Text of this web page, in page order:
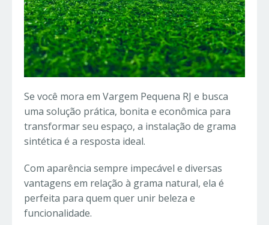
Se você mora em Vargem Pequena RJ e busca
uma solução prática, bonita e econômica para
transformar seu espaço, a instalação de grama
sintética é a resposta ideal.
Com aparência sempre impecável e diversas
vantagens em relação à grama natural, ela é
perfeita para quem quer unir beleza e
funcionalidade.